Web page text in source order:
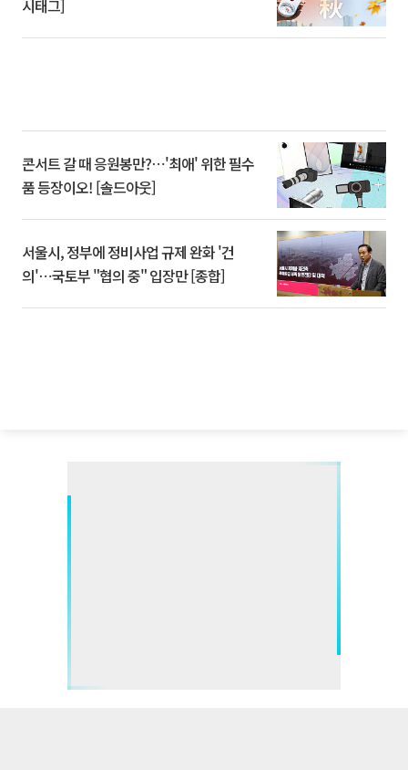
시태그]
콘서트 갈 때 응원봉만?⋯'최애' 위한 필수
품 등장이오! [솔드아웃]
서울시, 정부에 정비사업 규제 완화 '건
의'⋯국토부 "협의 중" 입장만 [종합]